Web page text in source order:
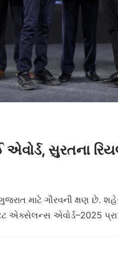
એવોર્ડ, સુરતના
માટે ગૌરવની ક્ષણ છે.
એક્સેલન્સ એવોર્ડ–2025